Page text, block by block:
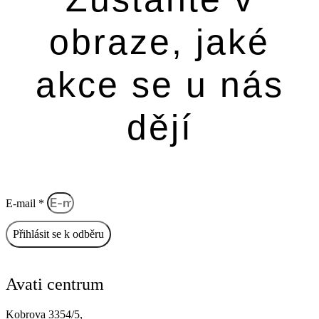
obraze, jaké
akce se u nás
dějí
E-mail *
Přihlásit se k odběru
Avati centrum
Kobrova 3354/5,